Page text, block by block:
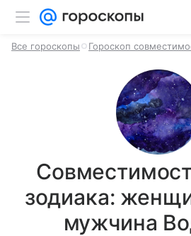
Все гороскопы Гороскоп
зодиака:
мужчина